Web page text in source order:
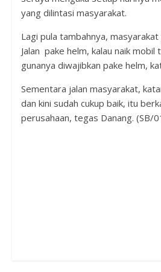
yang dilintasi masyarakat.
Lagi pula tambahnya,
Jalan pake helm, kalau naik mobil
gunanya diwajibkan pake helm,
Sementara jalan masyarakat,
dan kini sudah cukup baik, itu
perusahaan, tegas Danang. (SB/